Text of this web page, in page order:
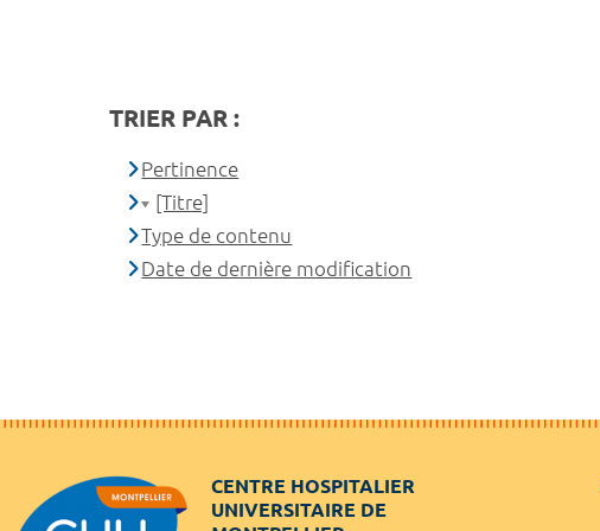
TRIER PAR :
Pertinence
[Titre]
Type de contenu
Date de dernière modification
CENTRE HOSPITALIER
UNIVERSITAIRE DE